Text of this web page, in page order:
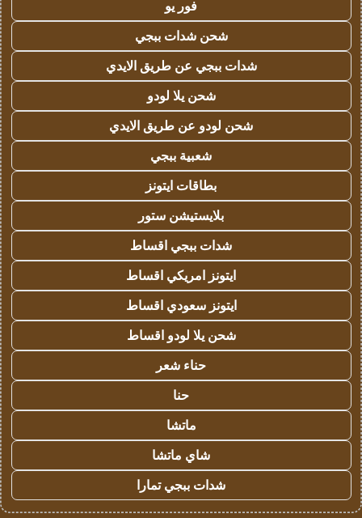
فور يو
شحن شدات ببجي
شدات ببجي عن طريق الايدي
شحن يلا لودو
شحن لودو عن طريق الايدي
شعبية ببجي
بطاقات ايتونز
بلايستيشن ستور
شدات ببجي اقساط
ايتونز امريكي اقساط
ايتونز سعودي اقساط
شحن يلا لودو اقساط
حناء شعر
حنا
ماتشا
شاي ماتشا
شدات ببجي تمارا